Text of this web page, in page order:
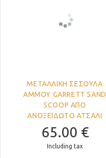
ΜΕΤΑΛΛΙΚΗ ΣΕΣΟΥΛΑ
ΑΜΜΟΥ GARRETT SAND
SCOOP ΑΠΟ
ΑΝΟΞΕΙΔΩΤΟ ΑΤΣΑΛΙ
65.00 €
Including tax